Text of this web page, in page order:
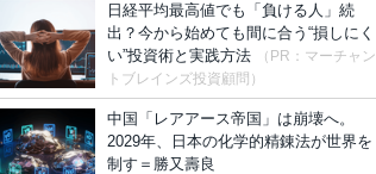
日経平均最高値でも「負ける人」続
出？今から始めても間に合う“損しにく
い”投資術と実践方法
（PR：マーチャン
トブレインズ投資顧問）
中国「レアアース帝国」は崩壊へ。
2029年、日本の化学的精錬法が世界を
制す＝勝又壽良